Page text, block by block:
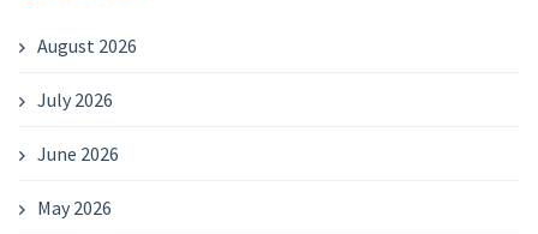
August 2026
July 2026
June 2026
May 2026